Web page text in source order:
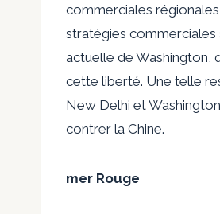
commerciales
stratégies commerciales
actuelle de Washington,
cette liberté. Une telle
New Delhi et
contrer la Chine.
mer Rouge